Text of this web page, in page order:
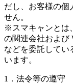
だし、お客様の個
せん。
※スマキャンとは
の関連会社および
などを委託してい
います。
1．法令等の遵守